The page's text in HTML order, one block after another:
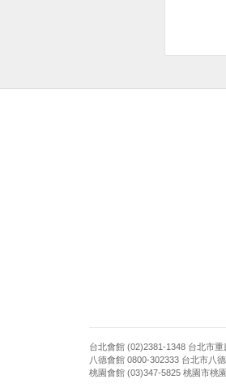
台北會館 (02)2381-1348 台北市
八德會館 0800-302333 台北市八
桃園會館 (03)347-5825 桃園市桃